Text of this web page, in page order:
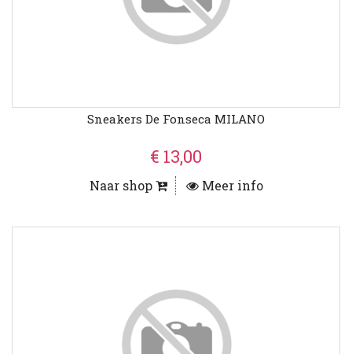
Sneakers De Fonseca MILANO
€ 13,00
Naar shop Meer info